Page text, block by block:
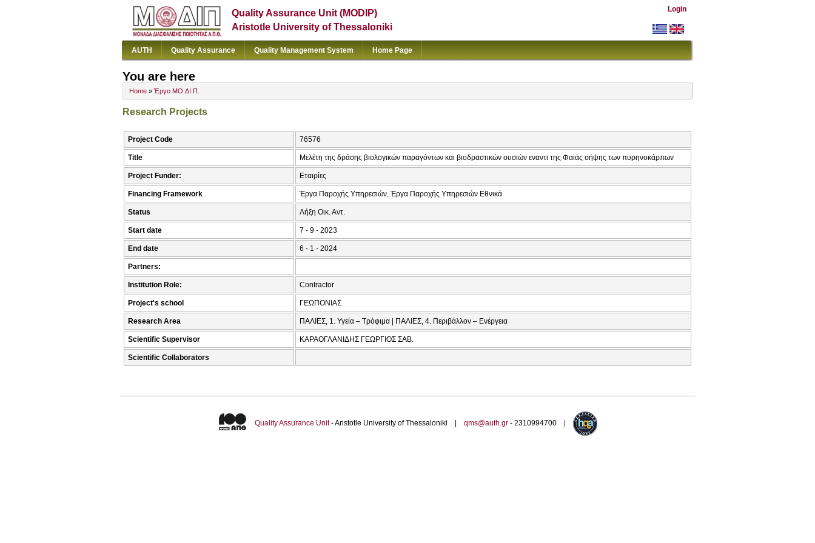
Quality Assurance Unit (MODIP)
Aristotle University of Thessaloniki
Login
AUTH Quality Assurance Quality Management System Home Page
You are here
Home » Έργο ΜΟ.ΔΙ.Π.
Research Projects
Project Code 76576
Title Μελέτη της δράσης βιολογικών παραγόντων και βιοδραστικών ουσιών εναντι της Φαιάς σήψης των πυρηνοκάρπων
Project Funder: Εταιρίες
Financing Framework Έργα Παροχής Υπηρεσιών, Έργα Παροχής Υπηρεσιών Εθνικά
Status Λήξη Οικ. Αντ.
Start date 7 - 9 - 2023
End date 6 - 1 - 2024
Partners:
Institution Role: Contractor
Project's school ΓΕΩΠΟΝΙΑΣ
Research Area ΠΑΛΙΕΣ, 1. Υγεία – Τρόφιμα | ΠΑΛΙΕΣ, 4. Περιβάλλον – Ενέργεια
Scientific Supervisor ΚΑΡΑΟΓΛΑΝΙΔΗΣ ΓΕΩΡΓΙΟΣ ΣΑΒ.
Scientific Collaborators
Quality Assurance Unit- Aristotle University of Thessaloniki | qms@auth.gr- 2310994700 |